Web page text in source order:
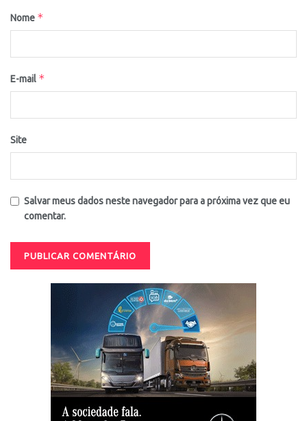
Nome *
E-mail *
Site
Salvar meus dados neste navegador para a próxima vez que eu
comentar.